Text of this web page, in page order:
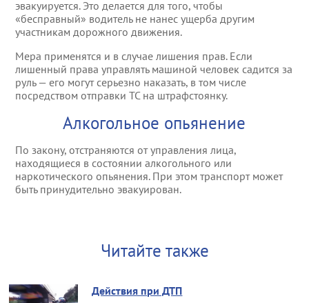
эвакуируется. Это делается для того, чтобы
«бесправный» водитель не нанес ущерба другим
участникам дорожного движения.
Мера применятся и в случае лишения прав. Если
лишенный права управлять машиной человек садится за
руль — его могут серьезно наказать, в том числе
посредством отправки ТС на штрафстоянку.
Алкогольное опьянение
По закону, отстраняются от управления лица,
находящиеся в состоянии алкогольного или
наркотического опьянения. При этом транспорт может
быть принудительно эвакуирован.
Читайте также
Действия при ДТП